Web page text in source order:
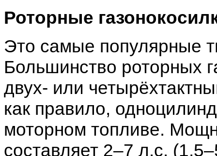
Роторные
Это самые популярные
Большинство роторных
двух- или
как правило,
моторном топливе.
составляет 2–7 л.с.